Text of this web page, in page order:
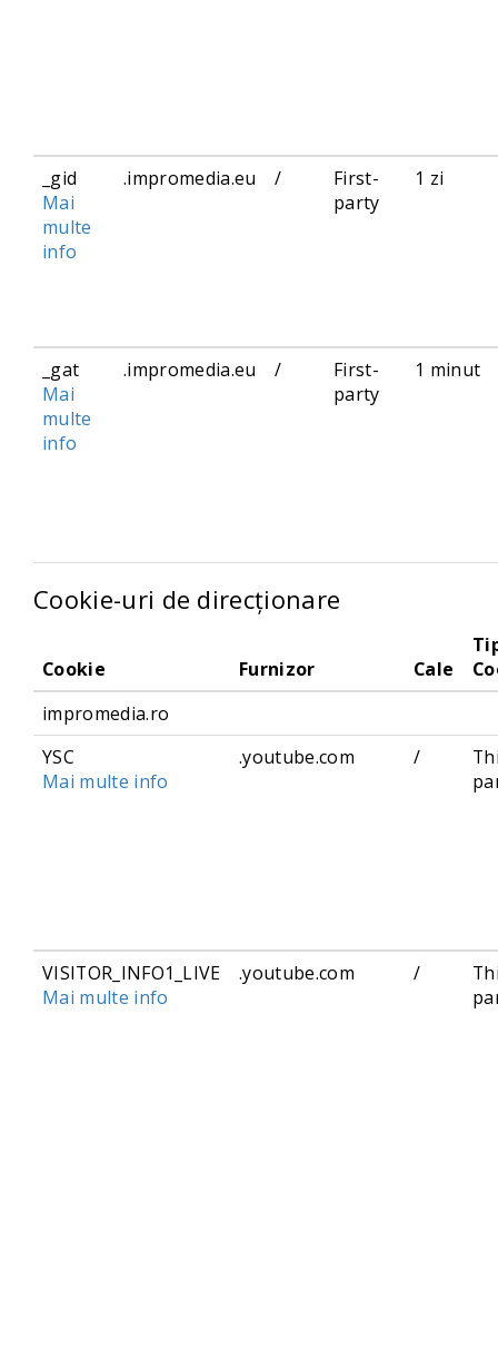
_gid
Mai
multe
info
.impromedia.eu /
First-
party
1 zi
_gat
Mai
multe
info
.impromedia.eu /
First-
party
1 minut
Cookie-uri de direcționare
Cookie Furnizor Cale
impromedia.ro
YSC
Mai multe info
.youtube.com /
VISITOR_INFO1_LIVE
Mai multe info
.youtube.com /